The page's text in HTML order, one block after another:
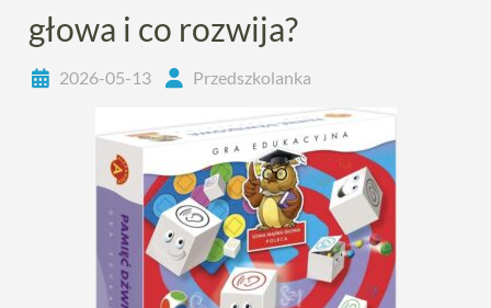
głowa i co rozwija?
2026-05-13 Przedszkolanka